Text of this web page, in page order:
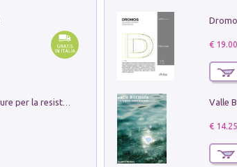
Memorial Santa Giulia. Sculture per la resistenza Monchio di Palagano
€ 19.00
Valle
€ 14.25